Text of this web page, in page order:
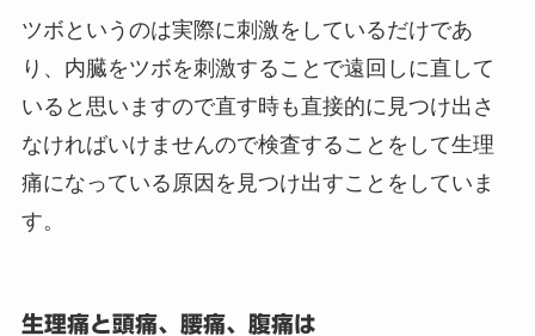
ツボというのは実際に刺激をしているだけであ
り、内臓をツボを刺激することで遠回しに直して
いると思いますので直す時も直接的に見つけ出さ
なければいけませんので検査することをして生理
痛になっている原因を見つけ出すことをしていま
す。
生理痛と頭痛、腰痛、腹痛は